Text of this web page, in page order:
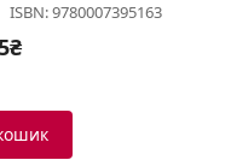
ISBN: 9780007395163